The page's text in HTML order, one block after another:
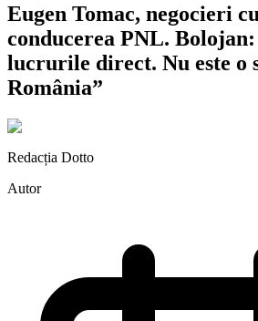
Eugen Tomac, negocieri
conducerea PNL. Bolojan:
lucrurile direct. Nu este o
România”
Redacția Dotto
Autor